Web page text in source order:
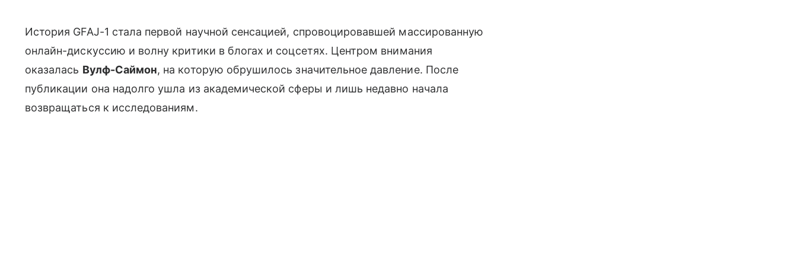
История GFAJ-1 стала первой научной сенсацией, спровоцировавшей массированную
онлайн-дискуссию и волну критики в блогах и соцсетях. Центром внимания
оказалась Вулф-Саймон, на которую обрушилось значительное давление. После
публикации она надолго ушла из академической сферы и лишь недавно начала
возвращаться к исследованиям.